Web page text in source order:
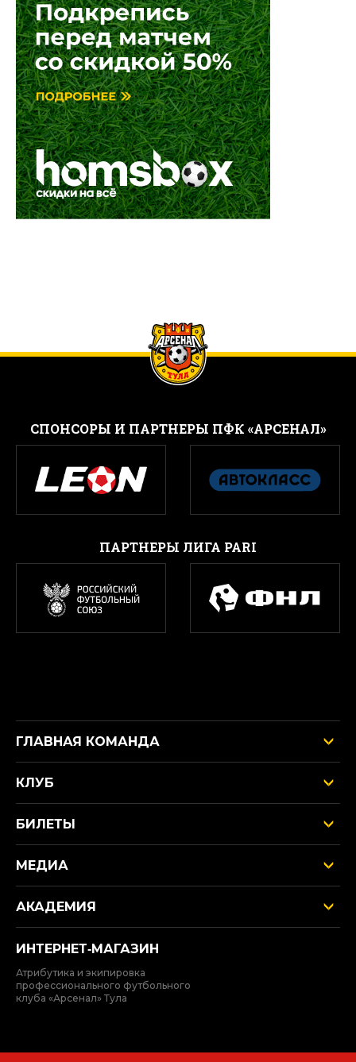
CПОНСОРЫ И ПАРТНЕРЫ ПФК «АРСЕНАЛ»
ПАРТНЕРЫ ЛИГА PARI
ГЛАВНАЯ КОМАНДА
КЛУБ
БИЛЕТЫ
МЕДИА
АКАДЕМИЯ
ИНТЕРНЕТ‑МАГАЗИН
Атрибутика и экипировка
профессионального футбольного
клуба «Арсенал» Тула